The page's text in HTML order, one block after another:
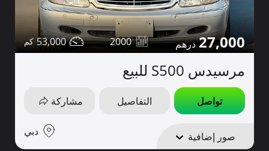
27,000
2000
53,000
مرسيدس S500 للبيع
تواصل التفاصيل مشاركة
صور إضافية دبي